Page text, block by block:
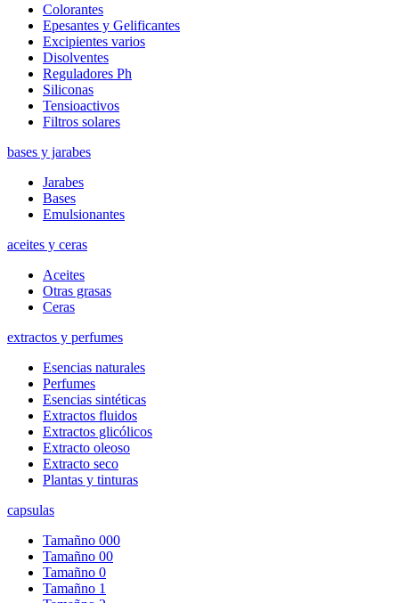
Colorantes
Epesantes y Gelificantes
Excipientes varios
Disolventes
Reguladores Ph
Siliconas
Tensioactivos
Filtros solares
bases y jarabes
Jarabes
Bases
Emulsionantes
aceites y ceras
Aceites
Otras grasas
Ceras
extractos y perfumes
Esencias naturales
Perfumes
Esencias sintéticas
Extractos fluidos
Extractos glicólicos
Extracto oleoso
Extracto seco
Plantas y tinturas
capsulas
Tamañno 000
Tamañno 00
Tamañno 0
Tamañno 1